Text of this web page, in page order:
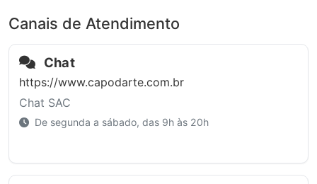
Canais de Atendimento
Chat
https://www.capodarte.com.br
Chat SAC
De segunda a sábado, das 9h às 20h